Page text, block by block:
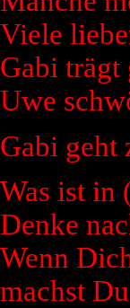
Viele
Gabi trägt
Uwe
Gabi geht
Was ist in
Denke
Wenn
machst